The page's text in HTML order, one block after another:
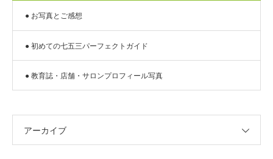
● お写真とご感想
● 初めての七五三パーフェクトガイド
● 教育誌・店舗・サロンプロフィール写真
アーカイブ